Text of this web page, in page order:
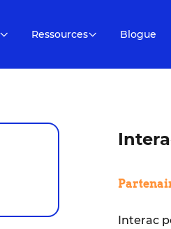
Ressources Blogue
Interac